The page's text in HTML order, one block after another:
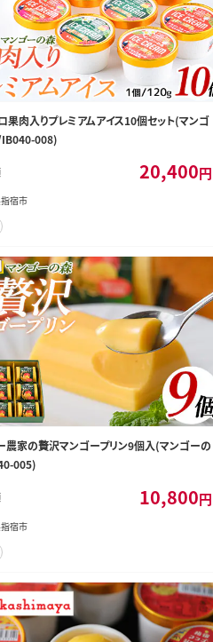
果肉入りプレミアムアイス10個セット(マンゴ
008)
20,400円
宿市
農家の贅沢マンゴープリン9個入(マンゴーの
005)
10,800円
宿市